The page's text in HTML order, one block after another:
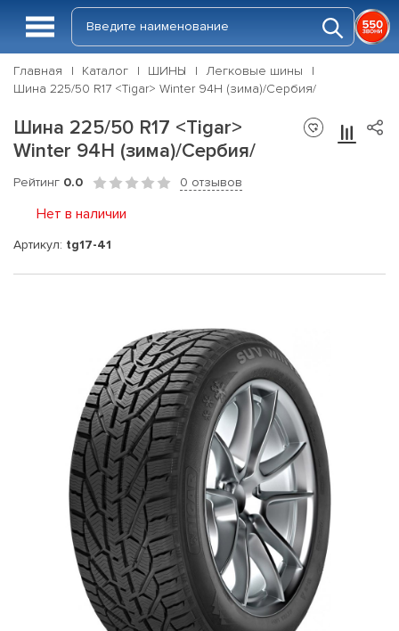
Главная Каталог ШИНЫ
Легковые шины
Шина 225/50 R17 <Tigar> Winter 94H (зима)/Сербия/
Шина 225/50 R17 <Tigar>
Winter 94H (зима)/Сербия/
Рейтинг 0.0 0 отзывов
Нет в наличии
Артикул: tg17-41